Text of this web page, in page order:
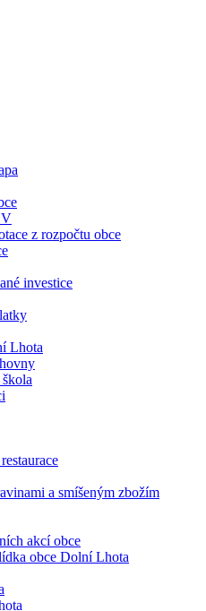
z rozpočtu obce
investice
Lhota
a smíšeným zbožím
akcí obce
obce Dolní Lhota